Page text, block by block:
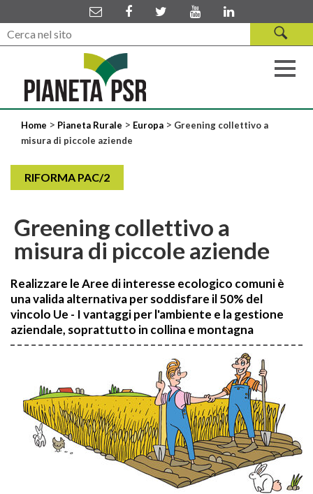
Home > Pianeta Rurale > Europa > Greening collettivo a
misura di piccole aziende
RIFORMA PAC/2
Greening collettivo a
misura di piccole aziende
Realizzare le Aree di interesse ecologico comuni è
una valida alternativa per soddisfare il 50% del
vincolo Ue - I vantaggi per l'ambiente e la gestione
aziendale, soprattutto in collina e montagna